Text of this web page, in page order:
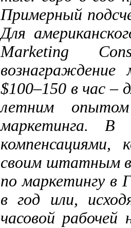
Примерный
Для
Marketing
вознаграждение
$100–150 в час –
летним
маркетинга. В
компенсациями,
своим штатным
по маркетингу в
в год или,
часовой рабочей